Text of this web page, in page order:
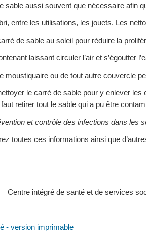
sable aussi souvent que nécessaire afin
entre les utilisations, les jouets. Les
de sable au soleil pour réduire la
laissant circuler l’air et s’égoutter
moustiquaire ou de tout autre couvercle
le carré de sable pour y enlever
retirer tout le sable qui a pu être
et contrôle des infections dans les
toutes ces informations ainsi que
Centre intégré de santé et de services
- version imprimable